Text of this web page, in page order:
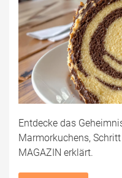
Entdecke das
Marmorkuchens,
MAGAZIN erklärt.